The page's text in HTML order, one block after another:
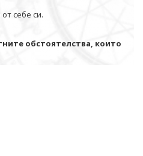
себе си.
обстоятелства, които